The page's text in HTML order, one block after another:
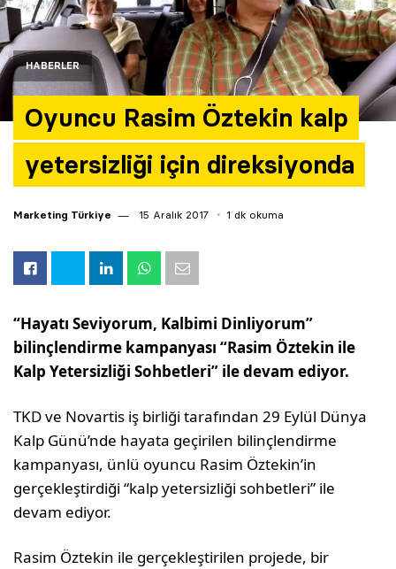
HABERLER
Oyuncu Rasim Öztekin kalp
yetersizliği için direksiyonda
Marketing Türkiye 15 Aralık 2017 1 dk okuma
“Hayatı Seviyorum, Kalbimi Dinliyorum”
bilinçlendirme kampanyası “Rasim Öztekin ile
Kalp Yetersizliği Sohbetleri” ile devam ediyor.
TKD ve Novartis iş birliği tarafından 29 Eylül Dünya
Kalp Günü’nde hayata geçirilen bilinçlendirme
kampanyası, ünlü oyuncu Rasim Öztekin’in
gerçekleştirdiği “kalp yetersizliği sohbetleri” ile
devam ediyor.
Rasim Öztekin ile gerçekleştirilen projede, bir